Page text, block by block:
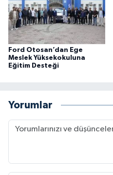
Ford Otosan’dan Ege
Meslek Yüksekokuluna
Eğitim Desteği
Yorumlar